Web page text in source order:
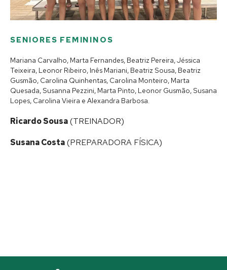
SENIORES FEMININOS
Mariana Carvalho, Marta Fernandes, Beatriz Pereira, Jéssica
Teixeira, Leonor Ribeiro, Inês Mariani, Beatriz Sousa, Beatriz
Gusmão, Carolina Quinhentas, Carolina Monteiro, Marta
Quesada, Susanna Pezzini, Marta Pinto, Leonor Gusmão, Susana
Lopes, Carolina Vieira e Alexandra Barbosa.
Ricardo Sousa(TREINADOR)
Susana Costa(PREPARADORA FÍSICA)